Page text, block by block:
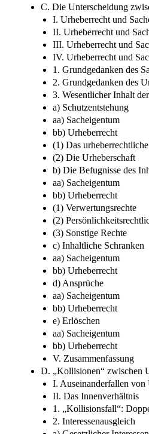
C. Die Unterscheidung
I. Urheberrecht und
II. Urheberrecht und
III. Urheberrecht und
IV. Urheberrecht und
1. Grundgedanken des
2. Grundgedanken des
3. Wesentlicher Inhalt
a) Schutzentstehung
aa) Sacheigentum
bb) Urheberrecht
(1) Das
(2) Die Urheberschaft
b) Die Befugnisse des
aa) Sacheigentum
bb) Urheberrecht
(1) Verwertungsrechte
(2)
(3) Sonstige Rechte
c) Inhaltliche Schranken
aa) Sacheigentum
bb) Urheberrecht
d) Ansprüche
aa) Sacheigentum
bb) Urheberrecht
e) Erlöschen
aa) Sacheigentum
bb) Urheberrecht
V. Zusammenfassung
D. „Kollisionen“ zwischen
I. Auseinanderfallen von
II. Das Innenverhältnis
1. „Kollisionsfall“:
2. Interessenausgleich